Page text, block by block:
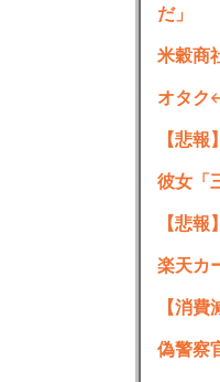
だ」
米穀商
オタク
【悲
彼女「
【悲
楽天カ
【消
偽警察